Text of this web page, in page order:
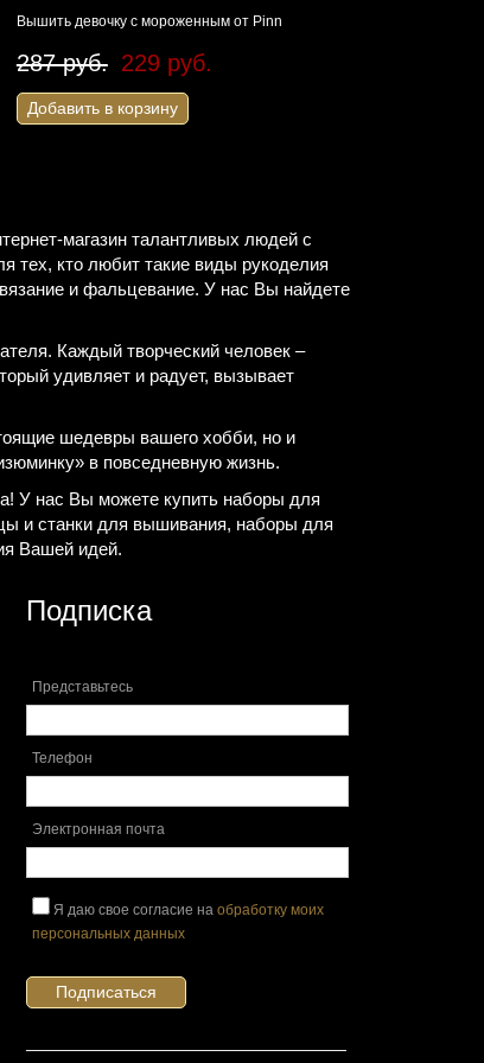
Вышить девочку с мороженным от Pinn
287 руб. 229 руб.
Добавить в корзину
магазин талантливых людей с
тех, кто любит такие виды рукоделия
и фальцевание. У нас Вы найдете
Каждый творческий человек –
удивляет и радует, вызывает
шедевры вашего хобби, но и
в повседневную жизнь.
У нас Вы можете купить наборы для
и станки для вышивания, наборы для
Вашей идей.
Подписка
Представьтесь
Телефон
Электронная почта
Я даю свое согласие наобработку моих
персональных данных
Подписаться